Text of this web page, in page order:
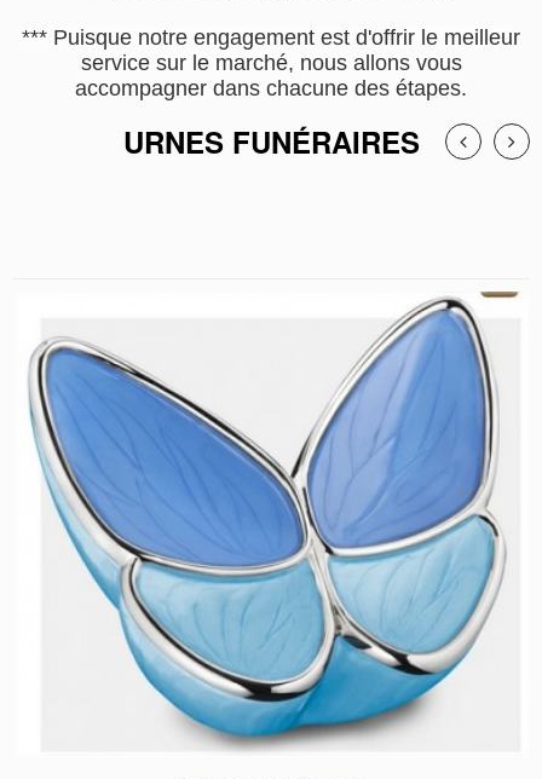
*** Puisque notre engagement est d'offrir le meilleur
service sur le marché, nous allons vous
accompagner dans chacune des étapes.
URNES FUNÉRAIRES